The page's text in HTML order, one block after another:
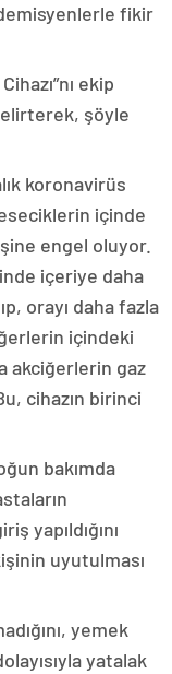
fikir
ekip
şöyle
koronavirüs
içinde
engel oluyor.
içeriye daha
orayı daha fazla
içindeki
akciğerlerin gaz
cihazın birinci
bakımda
yapıldığını
uyutulması
yemek
yatalak